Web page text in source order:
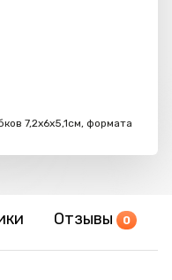
7,2х6х5,1см, формата
Отзывы 0